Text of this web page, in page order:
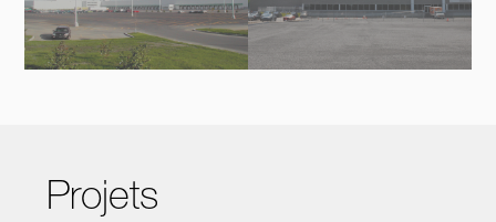
Projets